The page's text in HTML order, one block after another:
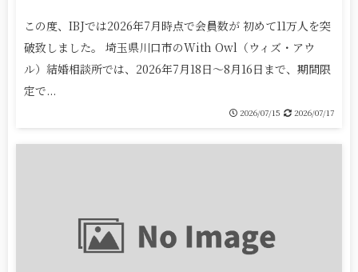
この度、IBJでは2026年7月時点で会員数が 初めて11万人を突
破致しました。 埼玉県川口市のWith Owl（ウィズ・アウ
ル）結婚相談所では、2026年7月18日～8月16日まで、期間限
定で...
2026/07/15 2026/07/17